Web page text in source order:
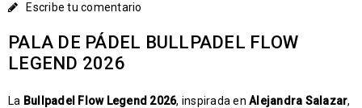
Escribe tu comentario
PALA DE PÁDEL BULLPADEL FLOW
LEGEND 2026
La Bullpadel Flow Legend 2026, inspirada en Alejandra Salazar,